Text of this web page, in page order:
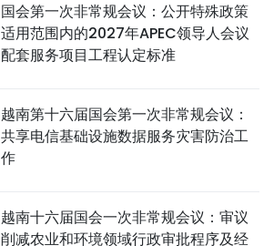
国会第一次非常规会议：公开特殊政策
适用范围内的2027年APEC领导人会议
配套服务项目工程认定标准
越南第十六届国会第一次非常规会议：
共享电信基础设施数据服务灾害防治工
作
越南十六届国会一次非常规会议：审议
削减农业和环境领域行政审批程序及经